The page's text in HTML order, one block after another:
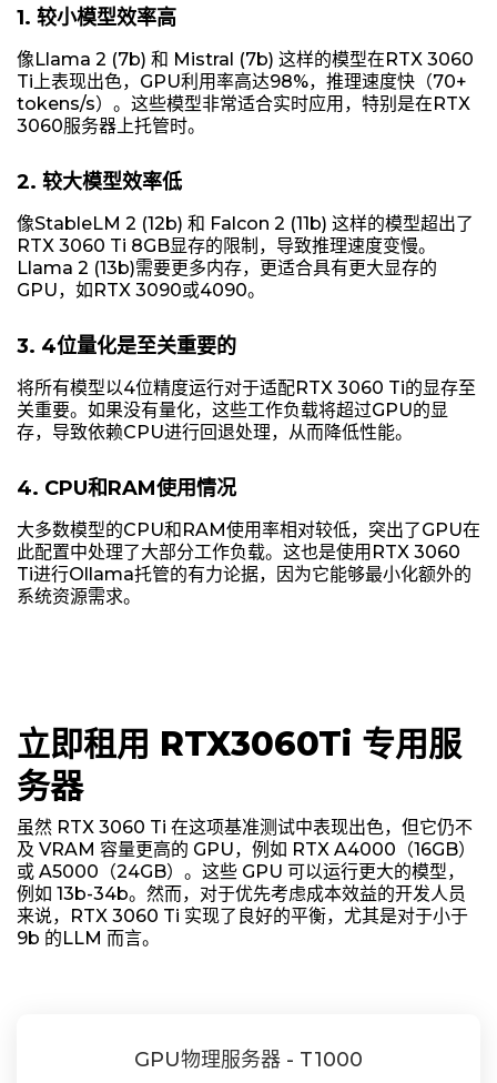
1. 较小模型效率高
像Llama 2 (7b) 和 Mistral (7b) 这样的模型在RTX 3060
Ti上表现出色，GPU利用率高达98%，推理速度快（70+
tokens/s）。这些模型非常适合实时应用，特别是在RTX
3060服务器上托管时。
2. 较大模型效率低
像StableLM 2 (12b) 和 Falcon 2 (11b) 这样的模型超出了
RTX 3060 Ti 8GB显存的限制，导致推理速度变慢。
Llama 2 (13b)需要更多内存，更适合具有更大显存的
GPU，如RTX 3090或4090。
3. 4位量化是至关重要的
将所有模型以4位精度运行对于适配RTX 3060 Ti的显存至
关重要。如果没有量化，这些工作负载将超过GPU的显
存，导致依赖CPU进行回退处理，从而降低性能。
4. CPU和RAM使用情况
大多数模型的CPU和RAM使用率相对较低，突出了GPU在
此配置中处理了大部分工作负载。这也是使用RTX 3060
Ti进行Ollama托管的有力论据，因为它能够最小化额外的
系统资源需求。
立即租用 RTX3060Ti 专用服
务器
虽然 RTX 3060 Ti 在这项基准测试中表现出色，但它仍不
及 VRAM 容量更高的 GPU，例如 RTX A4000（16GB）
或 A5000（24GB）。这些 GPU 可以运行更大的模型，
例如 13b-34b。然而，对于优先考虑成本效益的开发人员
来说，RTX 3060 Ti 实现了良好的平衡，尤其是对于小于
9b 的LLM 而言。
GPU物理服务器 - T1000